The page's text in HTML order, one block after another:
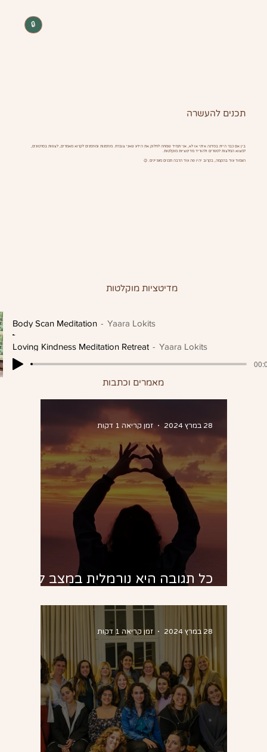
🔒
תכנים להעשרה
בין אם כבר היית בסדנה איתי או לא, אני תמיד שמחה לחלוק את הידע שאני צוברת. מוזמנות ומוזמנים לקרוא מאמרים, לצפות בסרטונים,
למצוא המלצות לספרים ולהוריד מדיטציות מוקלטות.
העמוד עוד בהקמה, בקרוב יהיו פה עוד הרבה תכנים מעניינים. 😉
מאמרים וכתבות
כל תגובה היא נורמלית במצב לא
28 במרץ 2024 זמן קריאה 1 דקות
28 במרץ 2024 זמן קריאה 1 דקות
מדיטציות מוקלטות
Body Scan Meditation
Yaara Lokits
Loving Kindness Meditation Retreat
Yaara Lokits